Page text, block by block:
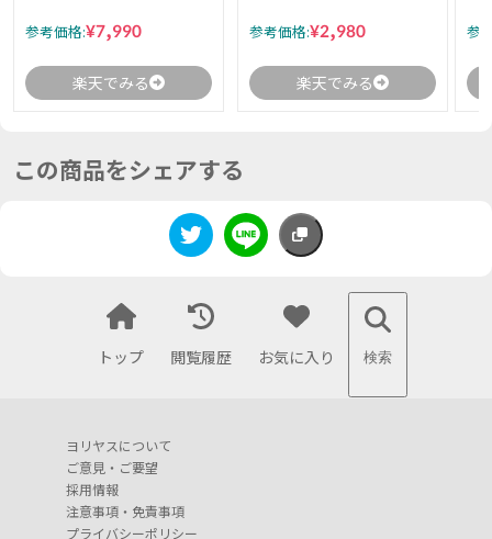
参考価格:¥7,990
楽天でみる
参考価格:¥2,980
楽天でみる
参
この商品をシェアする
トップ 閲覧履歴 お気に入り 検索
ヨリヤスについて
ご意見・ご要望
採用情報
注意事項・免責事項
プライバシーポリシー